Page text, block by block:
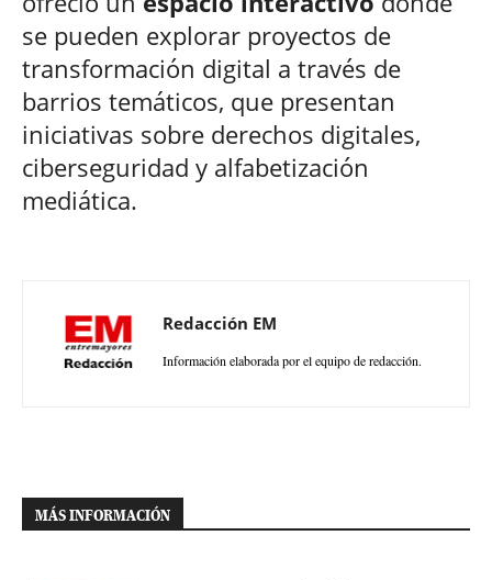
se pueden explorar proyectos de
transformación digital a través de
barrios temáticos, que presentan
iniciativas sobre derechos digitales,
ciberseguridad y alfabetización
mediática.
Redacción EM
Información elaborada por el equipo de redacción.
MÁS INFORMACIÓN